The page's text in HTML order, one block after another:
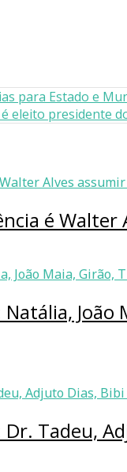
para Estado e
eleito presidente
é
Natália,
Dr. Tadeu,